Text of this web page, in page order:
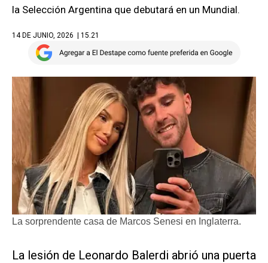
la Selección Argentina que debutará en un Mundial.
14 DE JUNIO, 2026 | 15.21
La sorprendente casa de Marcos Senesi en Inglaterra.
La lesión de Leonardo Balerdi abrió una puerta